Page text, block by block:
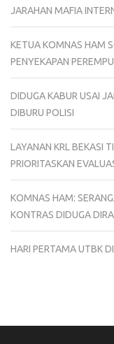
JARAHAN MAFIA
KETUA KOMNAS HAM
PENYEKAPAN
DIDUGA KABUR USAI
DIBURU POLISI
LAYANAN KRL BEKASI
PRIORITASKAN
KOMNAS HAM:
KONTRAS DIDUGA
HARI PERTAMA UTBK